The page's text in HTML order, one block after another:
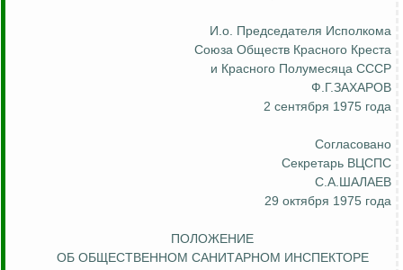
И.о. Председателя Исполкома
Союза Обществ Красного Креста
и Красного Полумесяца СССР
Ф.Г.ЗАХАРОВ
2 сентября 1975 года
Согласовано
Секретарь ВЦСПС
С.А.ШАЛАЕВ
29 октября 1975 года
ПОЛОЖЕНИЕ
ОБ ОБЩЕСТВЕННОМ САНИТАРНОМ ИНСПЕКТОРЕ